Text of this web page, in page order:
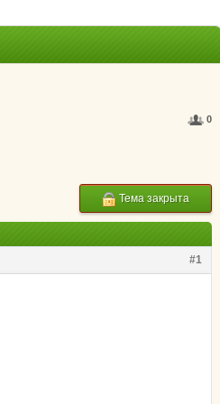
0
Тема закрыта
#1